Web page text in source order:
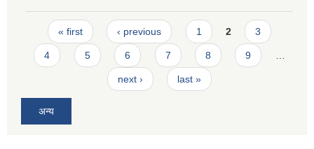
Pages
« first ‹ previous 1 2 3
4 5 6 7 8 9
next › last »
अन्य